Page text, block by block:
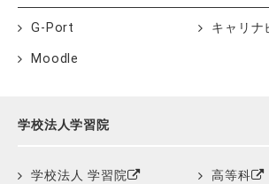
G-Port キャリナ
Moodle
学校法人学習院
学校法人 学習院 高等科